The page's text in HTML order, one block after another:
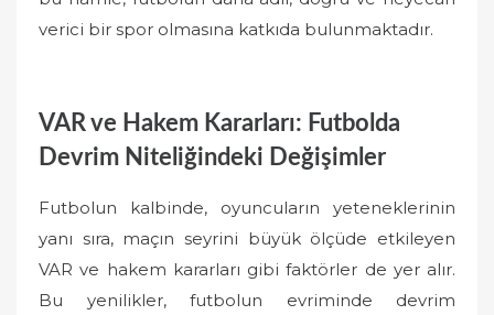
verici bir spor olmasına katkıda bulunmaktadır.
VAR ve Hakem Kararları: Futbolda
Devrim Niteliğindeki Değişimler
Futbolun kalbinde, oyuncuların yeteneklerinin
yanı sıra, maçın seyrini büyük ölçüde etkileyen
VAR ve hakem kararları gibi faktörler de yer alır.
Bu yenilikler, futbolun evriminde devrim